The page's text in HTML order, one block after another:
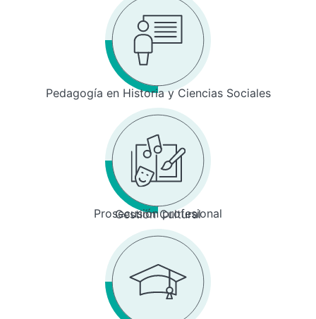
Pedagogía en Historia y Ciencias Sociales
Prosecusión profesional
Gestión Cultural